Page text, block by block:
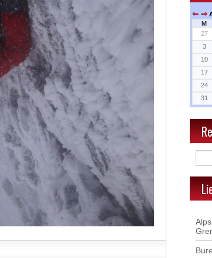
⇐ ⇒
M
27
3
10
17
24
31